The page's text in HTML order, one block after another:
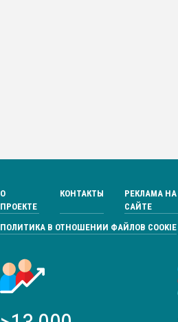
О
ПРОЕКТЕ
КОНТАКТЫ
РЕКЛАМА НА
САЙТЕ
ПОЛИТИКА В ОТНОШЕНИИ ФАЙЛОВ COOKIE